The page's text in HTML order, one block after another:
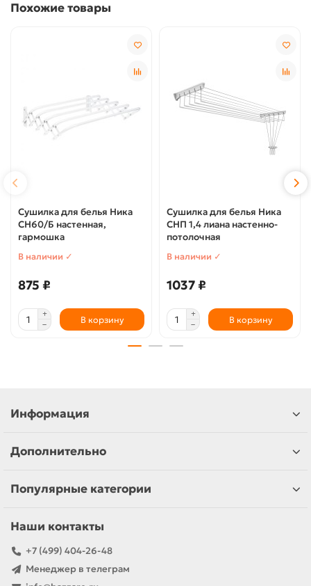
Похожие товары
Сушилка для белья Ника
СН60/Б настенная,
гармошка
В наличии ✓
875 ₽
В корзину
Сушилка для белья Ника
СНП 1,4 лиана настенно-
потолочная
В наличии ✓
1037 ₽
В корзину
Информация
Дополнительно
Популярные категории
Наши контакты
+7 (499) 404-26-48
Менеджер в телеграм